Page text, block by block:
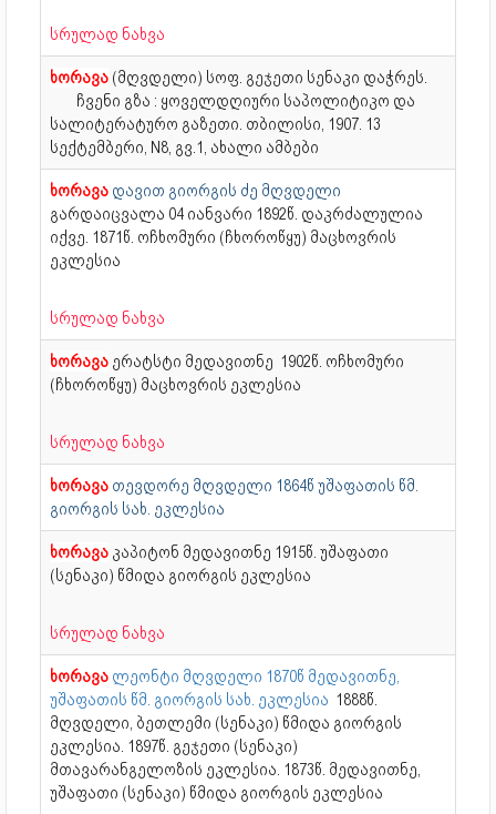
სრულად ნახვა
ხორავა (მღვდელი) სოფ. გეჯეთი სენაკი დაჭრეს.
ჩვენი გზა : ყოველდღიური საპოლიტიკო და
სალიტერატურო გაზეთი. თბილისი, 1907. 13
სექტემბერი, N8, გვ.1, ახალი ამბები
ხორავა დავით გიორგის ძე მღვდელი
გარდაიცვალა 04 იანვარი 1892წ. დაკრძალულია
იქვე. 1871წ. ოჩხომური (ჩხოროწყუ) მაცხოვრის
ეკლესია
სრულად ნახვა
ხორავა ერატსტი მედავითნე 1902წ. ოჩხომური
(ჩხოროწყუ) მაცხოვრის ეკლესია
სრულად ნახვა
ხორავა თევდორე მღვდელი 1864წ უშაფათის წმ.
გიორგის სახ. ეკლესია
ხორავა კაპიტონ მედავითნე 1915წ. უშაფათი
(სენაკი) წმიდა გიორგის ეკლესია
სრულად ნახვა
ხორავა ლეონტი მღვდელი 1870წ მედავითნე,
უშაფათის წმ. გიორგის სახ. ეკლესია 1888წ.
მღვდელი, ბეთლემი (სენაკი) წმიდა გიორგის
ეკლესია. 1897წ. გეჯეთი (სენაკი)
მთავარანგელოზის ეკლესია. 1873წ. მედავითნე,
უშაფათი (სენაკი) წმიდა გიორგის ეკლესია